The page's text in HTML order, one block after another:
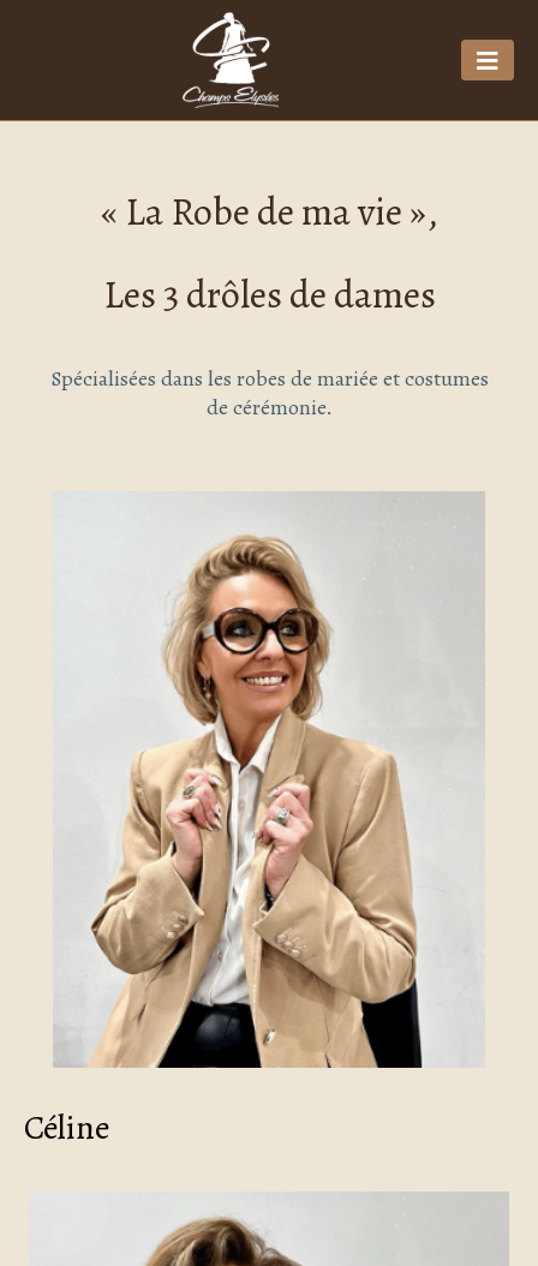
« La Robe de ma vie »,
Les 3 drôles de dames
Spécialisées dans les robes de mariée et costumes
de cérémonie.
Céline